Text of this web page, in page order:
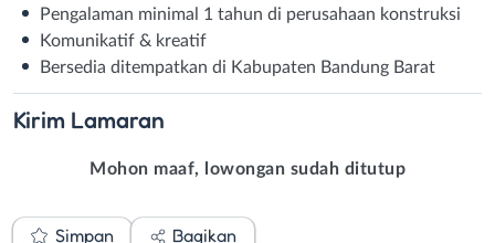
Pengalaman minimal 1 tahun di perusahaan konstruksi
Komunikatif & kreatif
Bersedia ditempatkan di Kabupaten Bandung Barat
Kirim Lamaran
Mohon maaf, lowongan sudah ditutup
Simpan Bagikan